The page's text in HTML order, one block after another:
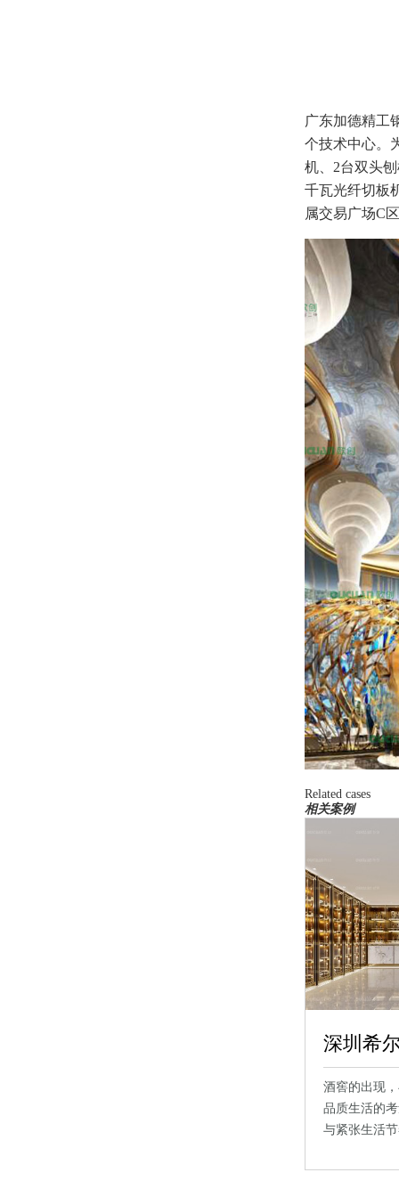
广东加德精工
个技术中心。
机、2台双头
千瓦光纤切板
属交易广场C
Related cases
相关案例
深圳希
酒窖的出现
品质生活的
与紧张生活